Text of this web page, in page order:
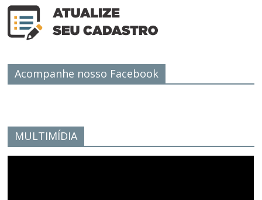
Acompanhe nosso Facebook
MULTIMÍDIA